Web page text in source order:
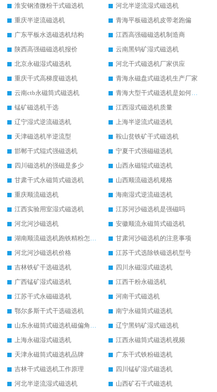
淮安钢渣微粉干式磁选机
河北半逆流湿式磁选机
重庆半逆流磁选机
青海平板磁选机皮带老跑偏
广东平板水选磁选机结构
江西高强磁磁选机制造商
陕西高强磁磁选机报价
云南黑钨矿湿式磁选机
北京永磁湿式磁选机
河北干式磁选机厂家供应
重庆干式高梯度磁选机
青海永磁盘式磁选机生产厂家
云南ctb永磁筒式磁选机
青海大型干式磁选机是如何选矿的
锰矿磁选机干选
江西湿式磁选机质量
辽宁湿式逆流磁选机
上海半逆流式磁选机
天津磁选机半逆流型
鞍山贫铁矿干式磁选机
邯郸干式辊式强磁选机
宁夏干式强磁磁选机
四川磁选机的强磁是多少
山西永磁辊式磁选机
甘肃干式永磁筒式磁选机
山西顺流磁选机规格
重庆顺流磁选机
海南湿式逆流磁选机
江西实验用室湿式磁选机
江苏河沙磁选机是强磁吗
河北河沙磁选机
安徽顺流永磁筒式磁选机
湖南顺流磁选机跑铁精粉怎么处理
甘肃河沙磁选机的注意事项
河北河沙磁选机价格
江苏干式选除铁磁选机型号
吉林铁矿干选磁选机
四川永磁湿式磁选机
广西锰矿湿式磁选机
江西干粉永磁选机
江苏干式永磁磁选机
河南干式磁选机
鄂尔多斯干式干选磁选机
南宁永磁筒式磁选机
山东永磁筒式磁选机磁偏角怎么调整
辽宁黑钨矿湿式磁选机
上海永磁湿式磁选机
江西永磁筒式磁选机视频
天津永磁筒式磁选机品牌
广东干式铁粉磁选机
吉林干式磁选机工作原理
四川锰矿湿式磁选机
河北半逆流湿式磁选机
山西矿石干式磁选机